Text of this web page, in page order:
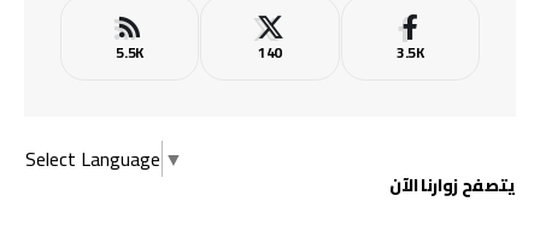
3.5K
140
5.5K
Select Language ▼
يتصفح زوارنا الآن